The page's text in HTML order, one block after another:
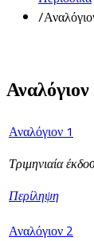
/
Αναλόγιον
Αναλόγιον 1
Τριμηνιαία
Περίληψη
Αναλόγιον 2